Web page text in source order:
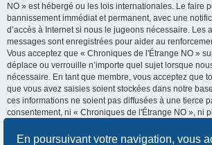
En poursuivant votre navigation, vous
NO » est hébergé ou les lois internationales. Le faire
bannissement immédiat et permanent, avec une
d’accès à Internet si nous le jugeons nécessaire. Les
messages sont enregistrées pour aider au
Vous acceptez que « Chroniques de l'Étrange NO »
déplace ou verrouille n’importe quel sujet lorsque
nécessaire. En tant que membre, vous acceptez que
que vous avez saisies soient stockées dans notre
ces informations ne soient pas diffusées à une tierce
consentement, ni « Chroniques de l'Étrange NO », ni
compromettre les données.